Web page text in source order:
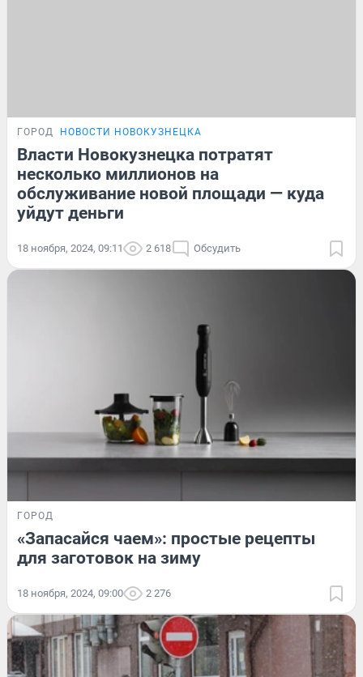
ГОРОД НОВОСТИ НОВОКУЗНЕЦКА
Власти Новокузнецка потратят
несколько миллионов на
обслуживание новой площади — куда
уйдут деньги
18 ноября, 2024, 09:11 2 618 Обсудить
ГОРОД
«Запасайся чаем»: простые рецепты
для заготовок на зиму
18 ноября, 2024, 09:00 2 276